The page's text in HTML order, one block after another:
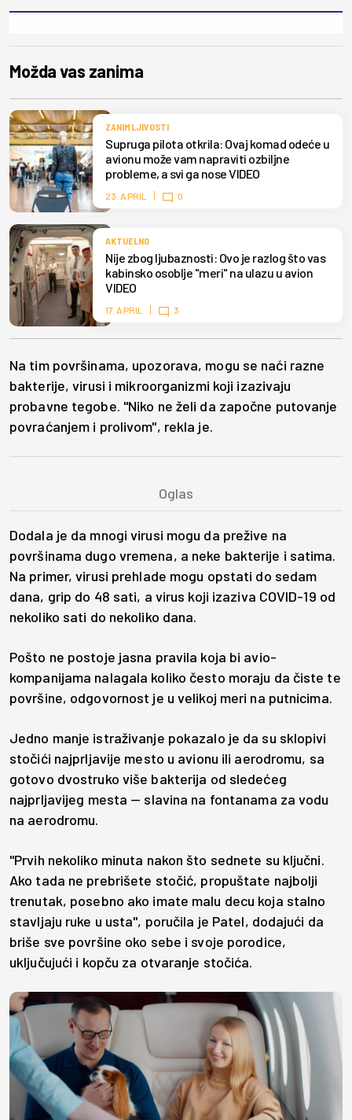
Možda vas zanima
ZANIMLJIVOSTI
Supruga pilota otkrila: Ovaj komad odeće u
avionu može vam napraviti ozbiljne
probleme, a svi ga nose VIDEO
23. APRIL 0
AKTUELNO
Nije zbog ljubaznosti: Ovo je razlog što vas
kabinsko osoblje "meri" na ulazu u avion
VIDEO
17. APRIL 3
Na tim površinama, upozorava, mogu se naći razne
bakterije, virusi i mikroorganizmi koji izazivaju
probavne tegobe. "Niko ne želi da započne putovanje
povraćanjem i prolivom", rekla je.
Dodala je da mnogi virusi mogu da prežive na
površinama dugo vremena, a neke bakterije i satima.
Na primer, virusi prehlade mogu opstati do sedam
dana, grip do 48 sati, a virus koji izaziva COVID-19 od
nekoliko sati do nekoliko dana.
Pošto ne postoje jasna pravila koja bi avio-
kompanijama nalagala koliko često moraju da čiste te
površine, odgovornost je u velikoj meri na putnicima.
Jedno manje istraživanje pokazalo je da su sklopivi
stočići najprljavije mesto u avionu ili aerodromu, sa
gotovo dvostruko više bakterija od sledećeg
najprljavijeg mesta — slavina na fontanama za vodu
na aerodromu.
"Prvih nekoliko minuta nakon što sednete su ključni.
Ako tada ne prebrišete stočić, propuštate najbolji
trenutak, posebno ako imate malu decu koja stalno
stavljaju ruke u usta", poručila je Patel, dodajući da
briše sve površine oko sebe i svoje porodice,
uključujući i kopču za otvaranje stočića.